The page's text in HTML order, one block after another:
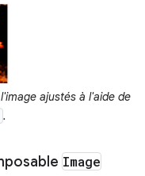
ajustés à l'aide de
.
Image